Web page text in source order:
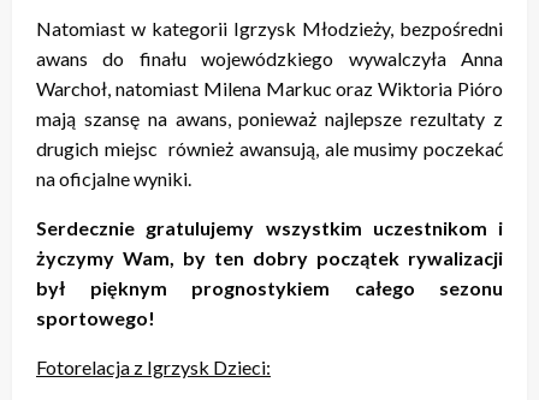
Natomiast w kategorii Igrzysk Młodzieży, bezpośredni
awans do finału wojewódzkiego wywalczyła Anna
Warchoł, natomiast Milena Markuc oraz Wiktoria Pióro
mają szansę na awans, ponieważ najlepsze rezultaty z
drugich miejsc również awansują, ale musimy poczekać
na oficjalne wyniki.
Serdecznie gratulujemy wszystkim uczestnikom i
życzymy Wam, by ten dobry początek rywalizacji
był pięknym prognostykiem całego sezonu
sportowego!
Fotorelacja z Igrzysk Dzieci: